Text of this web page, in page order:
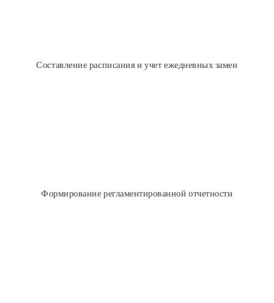
Составление расписания и учет ежедневных замен
Рассылка ежедневного расписания
Формирование регламентированной отчетности